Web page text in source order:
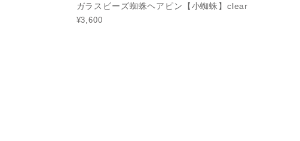
ガラスビーズ蜘蛛ヘアピン【小蜘蛛】clear
¥3,600